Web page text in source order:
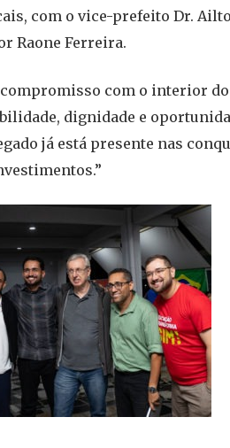
com o vice-prefeito Dr.
Raone Ferreira.
com o interior do
dignidade e
já está presente nas